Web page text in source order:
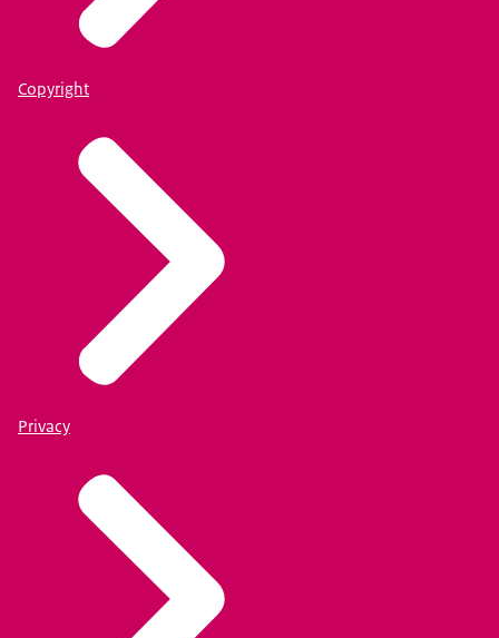
Copyright
Privacy